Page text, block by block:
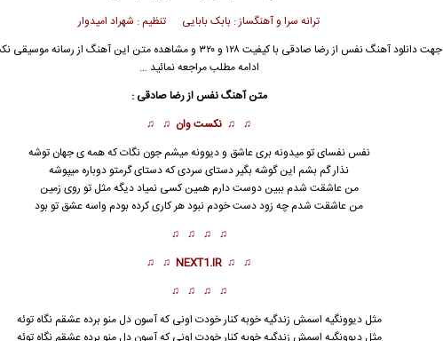
ترانه سرا و آهنگساز : بابک بابایی تنظیم : شهراد امیدوار
جهت دانلود آهنگ نفس از رضا صادقی
با کیفیت ۱۲۸ و ۳۲۰ و مشاهده متن این آهنگ از رسانه
ادامه مطلب مراجعه نمائید …
متن آهنگنفس ازرضا صادقی :
♫ ♫ نکست وان ♫ ♫
نفس نفسای تو میدونه بری عاشق و دیوونه میشم جون نگات که همه ی جهان توشه
نذار گم بشم این گوشه بگیر دستای سردی که دستای گرمتو دوباره میپوشه
من عاشقت شدم ببین دوست دارم همین کسی نمیاد دیگه مثل تو روی زمین
من عاشقت شدم چه زود دست خودم نبود هر کاری کرده بودم واسه عشق تو بود
♫ ♫ ♫ ♫
♫ ♫
NEXT1.IR
♫ ♫
♫ ♫ ♫ ♫
مثل دیوونگیه اسمش زندگیه خوبه کنار خودت اونی که آسون دل منو برده عشقم نگاه توئه
مثل دیوونگیه اسمش زندگیه خوبه کنار خودت اونی که آسون دل منو برده عشقم نگاه توئه